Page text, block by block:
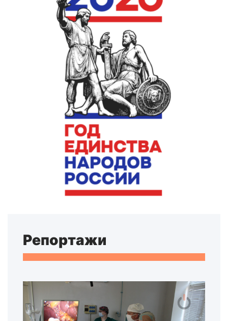
Репортажи